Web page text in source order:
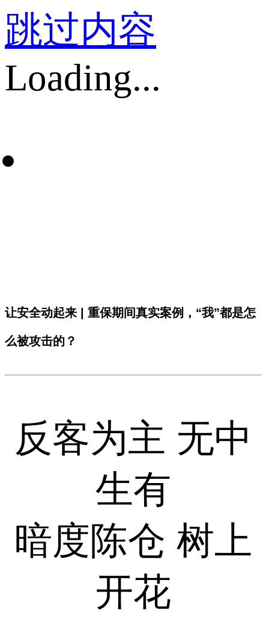
跳过内容
Loading...
让安全动起来 | 重保期间真实案例，“我”都是怎
么被攻击的？
反客为主 无中
生有
暗度陈仓 树上
开花